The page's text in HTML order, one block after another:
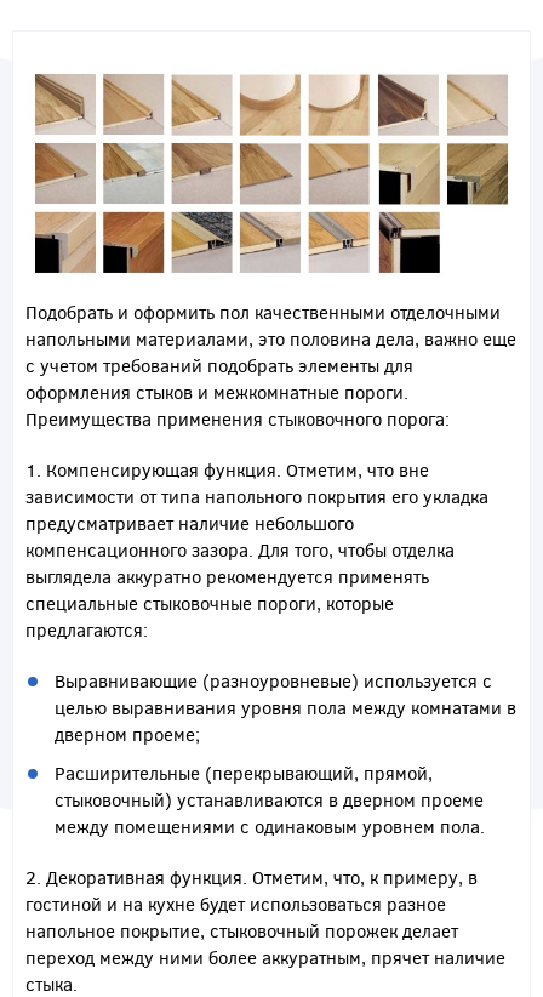
Подобрать и оформить пол качественными отделочными
напольными материалами, это половина дела, важно еще
с учетом требований подобрать элементы для
оформления стыков и межкомнатные пороги.
Преимущества применения стыковочного порога:
1. Компенсирующая функция. Отметим, что вне
зависимости от типа напольного покрытия его укладка
предусматривает наличие небольшого
компенсационного зазора. Для того, чтобы отделка
выглядела аккуратно рекомендуется применять
специальные стыковочные пороги, которые
предлагаются:
Выравнивающие (разноуровневые) используется с
целью выравнивания уровня пола между комнатами в
дверном проеме;
Расширительные (перекрывающий, прямой,
стыковочный) устанавливаются в дверном проеме
между помещениями с одинаковым уровнем пола.
2. Декоративная функция. Отметим, что, к примеру, в
гостиной и на кухне будет использоваться разное
напольное покрытие, стыковочный порожек делает
переход между ними более аккуратным, прячет наличие
стыка.